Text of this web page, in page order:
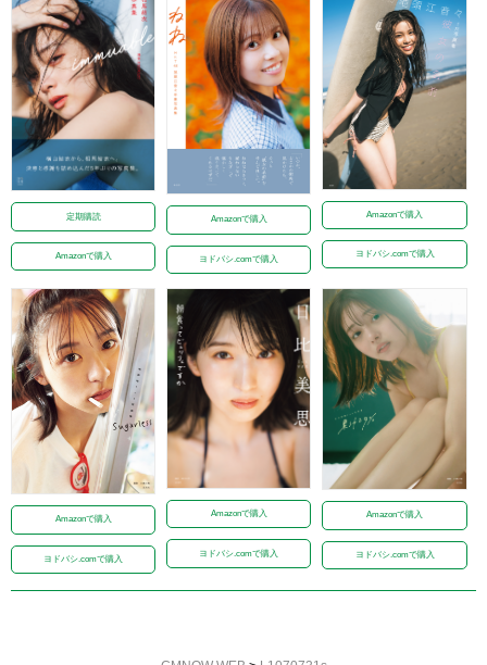
定期購読
Amazonで購入
Amazonで購入
ヨドバシ.comで購入
Amazonで購入
ヨドバシ.comで購入
Amazonで購入
ヨドバシ.comで購入
Amazonで購入
ヨドバシ.comで購入
Amazonで購入
ヨドバシ.comで購入